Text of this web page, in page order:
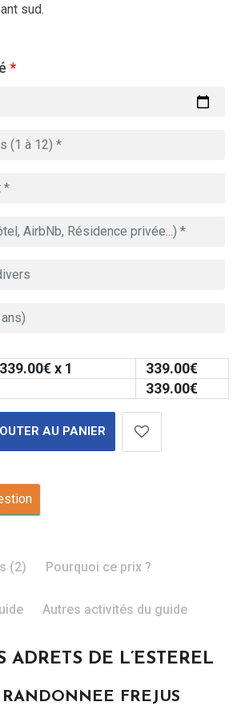
sud.
*
339.00€ x 1 339.00€
339.00€
AU PANIER
(2) Pourquoi ce prix ?
Autres activités du guide
ADRETS DE L’ESTEREL
FREJUS